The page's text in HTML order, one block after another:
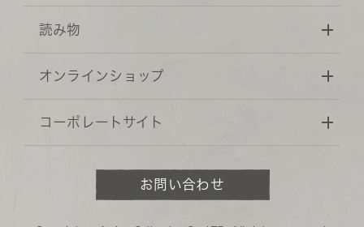
読み物
オンラインショップ
コーポレートサイト
お問い合わせ